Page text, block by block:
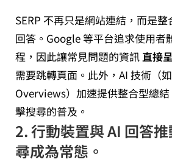
SERP 不再只是網站連結，而是
回答。Google 等平台追求使用者
程，因此讓常見問題的資訊 直接
需要跳轉頁面。此外，AI 技術（
Overviews）加速提供整合型總
擊搜尋的普及。
2. 行動裝置與 AI 回答
尋成為常態 。